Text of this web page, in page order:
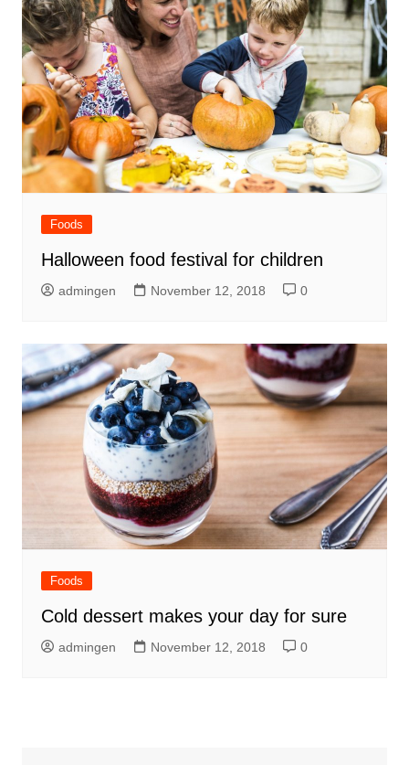
Foods
Halloween food festival for children
admingen November 12, 2018 0
Foods
Cold dessert makes your day for sure
admingen November 12, 2018 0